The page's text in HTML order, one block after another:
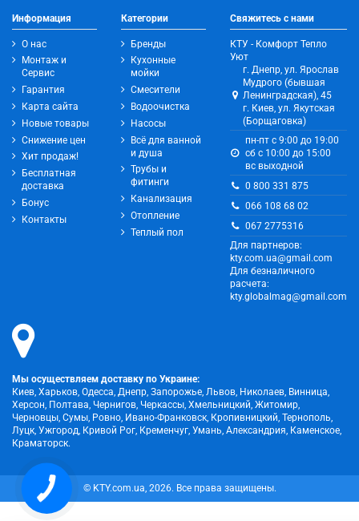
Информация
О нас
Монтаж и
Сервис
Гарантия
Карта сайта
Новые товары
Снижение цен
Хит продаж!
Бесплатная
доставка
Бонус
Контакты
Категории
Бренды
Кухонные
мойки
Смесители
Водоочистка
Насосы
Всё для ванной
и душа
Трубы и
фитинги
Канализация
Отопление
Теплый пол
Свяжитесь с нами
КТУ - Комфорт Тепло
Уют
г. Днепр, ул. Ярослав
Мудрого (бывшая
Ленинградская), 45
г. Киев, ул. Якутская
(Борщаговка)
пн-пт с 9:00 до 19:00
сб с 10:00 до 15:00
вс выходной
0 800 331 875
066 108 68 02
067 2775316
Для партнеров:
kty.com.ua@gmail.com
Для безналичного
расчета:
kty.globalmag@gmail.com
Мы осуществляем доставку по Украине:
Киев, Харьков, Одесса, Днепр, Запорожье, Львов, Николаев, Винница,
Херсон, Полтава, Чернигов, Черкассы, Хмельницкий, Житомир,
Черновцы, Сумы, Ровно, Ивано-Франковск, Кропивницкий, Тернополь,
Луцк, Ужгород, Кривой Рог, Кременчуг, Умань, Александрия, Каменское,
Краматорск.
© KTY.com.ua, 2026. Все права защищены.
КНОПКА
ЗВ'ЯЗКУ